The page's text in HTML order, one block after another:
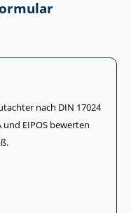
nach DIN 17024
und EIPOS bewerten